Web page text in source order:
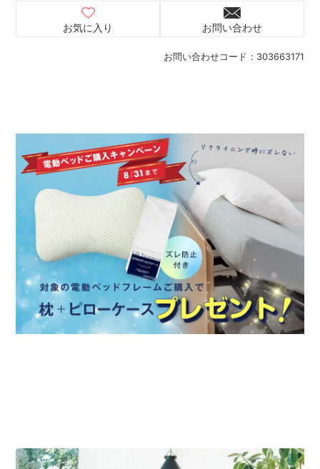
お問い合わせコード： 303663171
お気に入り お問い合わせ